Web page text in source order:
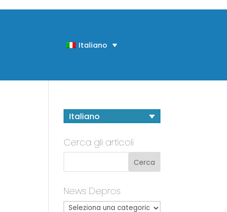
Italiano
Italiano
Cerca gli articoli
News Depros